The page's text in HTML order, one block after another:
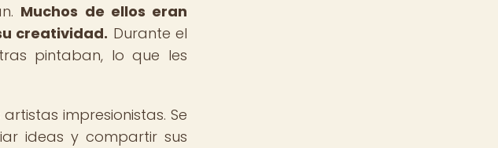
Muchos de ellos eran
creatividad. Durante el
pintaban, lo que les
impresionistas. Se
ideas y compartir sus